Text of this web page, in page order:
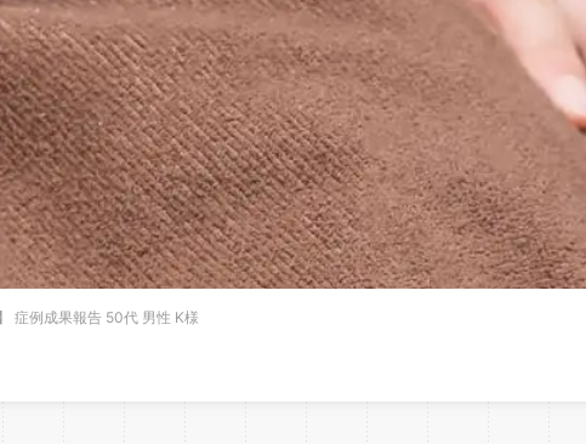
症例成果報告 50代 男性 K様